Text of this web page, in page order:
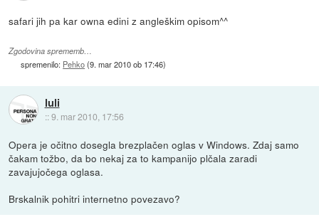
safari jih pa kar owna edini z angleškim opisom^^
Zgodovina sprememb…
spremenilo: Pehko(9. mar 2010 ob 17:46)
luli
::9. mar 2010, 17:56
Opera je očitno dosegla brezplačen oglas v Windows. Zdaj samo
čakam tožbo, da bo nekaj za to kampanijo plčala zaradi
zavajujočega oglasa.
Brskalnik pohitri internetno povezavo?